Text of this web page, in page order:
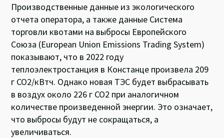
Производственные данные из экологического
отчета оператора, а также данные Система
торговли квотами на выбросы Европейского
Союза (European Union Emissions Trading System)
показывают, что в 2022 году
теплоэлектростанция в Констанце произвела 209
г CO2/кВтч. Однако новая ТЭС будет выбрасывать
в воздух около 226 г CO2 при аналогичном
количестве произведенной энергии. Это означает,
что выбросы будут не сокращаться, а
увеличиваться.